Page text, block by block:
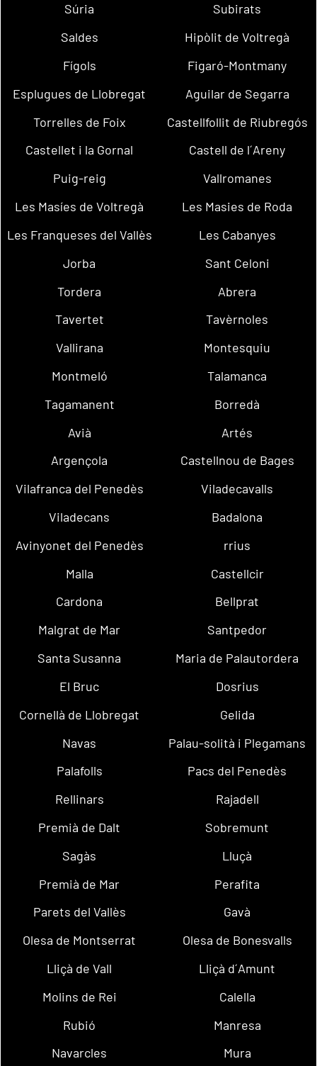
Súria
Subirats
Saldes
Hipòlit de Voltregà
Fígols
Figaró-Montmany
Esplugues de Llobregat
Aguilar de Segarra
Torrelles de Foix
Castellfollit de Riubregós
Castellet i la Gornal
Castell de l´Areny
Puig-reig
Vallromanes
Les Masíes de Voltregà
Les Masies de Roda
Les Franqueses del Vallès
Les Cabanyes
Jorba
Sant Celoni
Tordera
Abrera
Tavertet
Tavèrnoles
Vallirana
Montesquiu
Montmeló
Talamanca
Tagamanent
Borredà
Avià
Artés
Argençola
Castellnou de Bages
Vilafranca del Penedès
Viladecavalls
Viladecans
Badalona
Avinyonet del Penedès
rrius
Malla
Castellcir
Cardona
Bellprat
Malgrat de Mar
Santpedor
Santa Susanna
Maria de Palautordera
El Bruc
Dosrius
Cornellà de Llobregat
Gelida
Navas
Palau-solità i Plegamans
Palafolls
Pacs del Penedès
Rellinars
Rajadell
Premià de Dalt
Sobremunt
Sagàs
Lluçà
Premià de Mar
Perafita
Parets del Vallès
Gavà
Olesa de Montserrat
Olesa de Bonesvalls
Lliçà de Vall
Lliçà d´Amunt
Molins de Rei
Calella
Rubió
Manresa
Navarcles
Mura